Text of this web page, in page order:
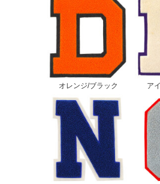
オレンジ/ブラック ア